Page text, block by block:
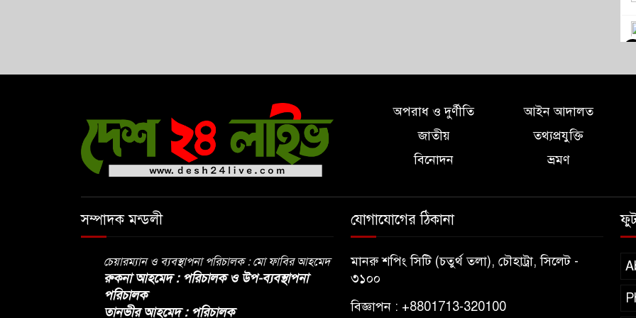
৬
অপরাধ ও দুর্ণীতি আইন আদালত
জাতীয়
তথ্যপ্রযুক্তি
বিনোদন
ভ্রমণ
সম্পাদক মন্ডলী
চেয়ারম্যান ও ব্যবস্থাপনা পরিচালক : মো ফাবির আহমেদ
রুকনা আহমেদ : পরিচালক ও উপ-ব্যবস্থাপনা
পরিচালক
তানভীর আহমেদ : পরিচালক
যোগাযোগের ঠিকানা
মানরু শপিং সিটি (চতুর্থ তলা), চৌহাট্রা, সিলেট -
৩১০০
বিজ্ঞাপন : +8801713-320100